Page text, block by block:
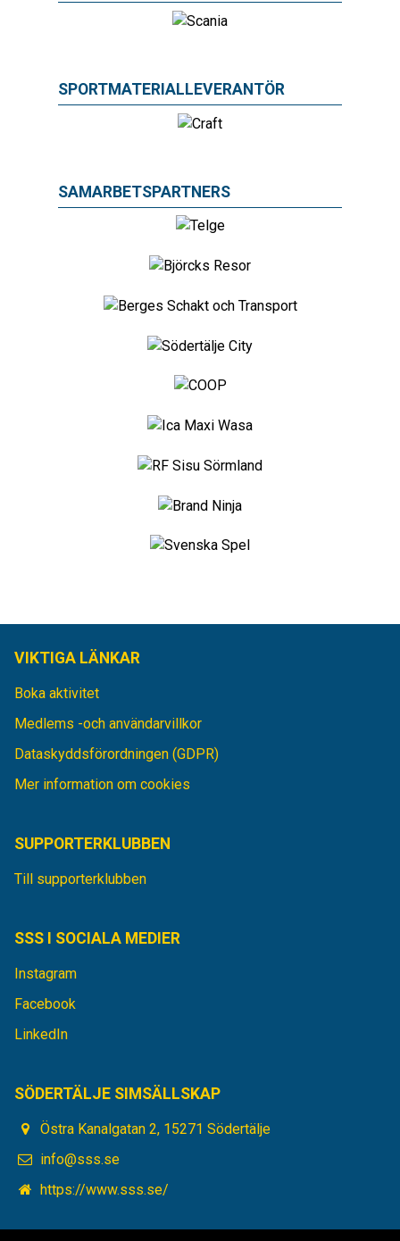
SPORTMATERIALLEVERANTÖR
SAMARBETSPARTNERS
VIKTIGA LÄNKAR
Boka aktivitet
Medlems -och användarvillkor
Dataskyddsförordningen (GDPR)
Mer information om cookies
SUPPORTERKLUBBEN
Till supporterklubben
SSS I SOCIALA MEDIER
Instagram
Facebook
LinkedIn
SÖDERTÄLJE SIMSÄLLSKAP
Östra Kanalgatan 2, 15271 Södertälje
info@sss.se
https://www.sss.se/